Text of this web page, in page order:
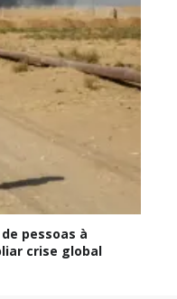
pessoas à
crise global